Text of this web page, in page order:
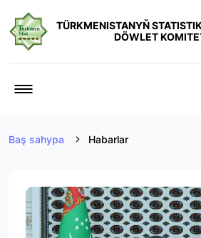
TÜRKMENISTANYŇ
DÖWLET
Baş sahypa Habarlar